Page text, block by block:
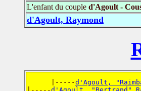
L'enfant du couple d'Agoult -
d'Agoult, Raymond
      |-----
d'Agoult,